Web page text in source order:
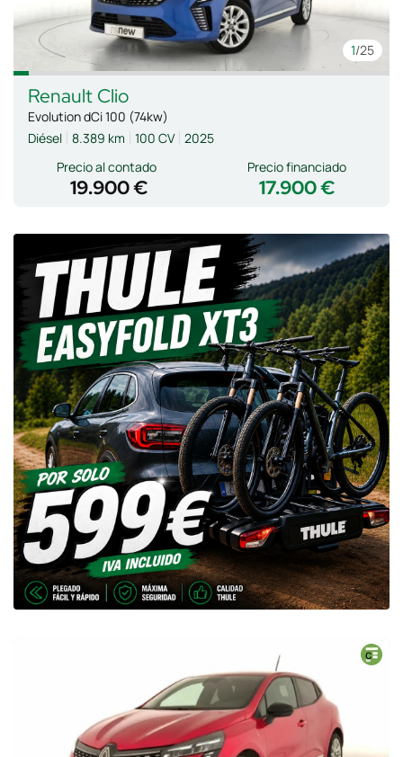
1/25
Renault Clio
Evolution dCi 100 (74kw)
Diésel 8.389 km 100 CV 2025
Precio al contado
19.900 € 17.900 €
Precio financiado